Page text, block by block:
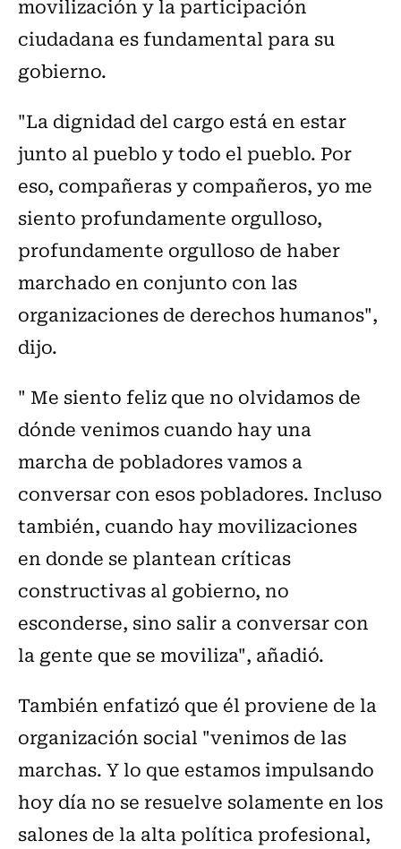
movilización y la participación
ciudadana es fundamental para su
gobierno.
"La dignidad del cargo está en estar
junto al pueblo y todo el pueblo. Por
eso, compañeras y compañeros, yo me
siento profundamente orgulloso,
profundamente orgulloso de haber
marchado en conjunto con las
organizaciones de derechos humanos",
dijo.
" Me siento feliz que no olvidamos de
dónde venimos cuando hay una
marcha de pobladores vamos a
conversar con esos pobladores. Incluso
también, cuando hay movilizaciones
en donde se plantean críticas
constructivas al gobierno, no
esconderse, sino salir a conversar con
la gente que se moviliza", añadió.
También enfatizó que él proviene de la
organización social "venimos de las
marchas. Y lo que estamos impulsando
hoy día no se resuelve solamente en los
salones de la alta política profesional,